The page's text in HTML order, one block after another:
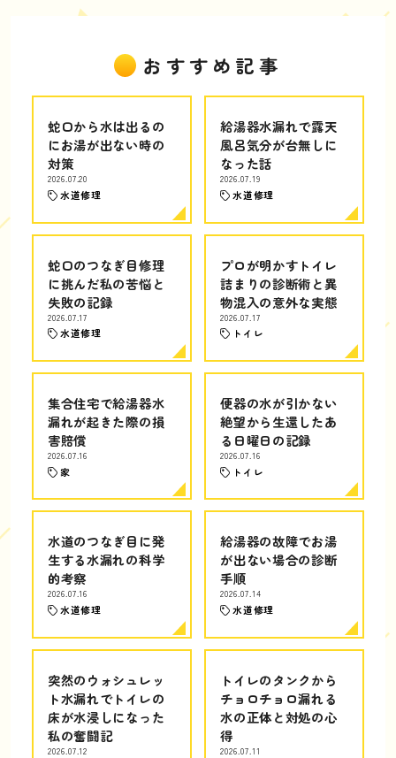
おすすめ記事
蛇口から水は出るの
にお湯が出ない時の
対策
2026.07.20
水道修理
給湯器水漏れで露天
風呂気分が台無しに
なった話
2026.07.19
水道修理
蛇口のつなぎ目修理
に挑んだ私の苦悩と
失敗の記録
2026.07.17
水道修理
プロが明かすトイレ
詰まりの診断術と異
物混入の意外な実態
2026.07.17
トイレ
集合住宅で給湯器水
漏れが起きた際の損
害賠償
2026.07.16
家
便器の水が引かない
絶望から生還したあ
る日曜日の記録
2026.07.16
トイレ
水道のつなぎ目に発
生する水漏れの科学
的考察
2026.07.16
水道修理
給湯器の故障でお湯
が出ない場合の診断
手順
2026.07.14
水道修理
突然のウォシュレッ
ト水漏れでトイレの
床が水浸しになった
私の奮闘記
2026.07.12
トイレのタンクから
チョロチョロ漏れる
水の正体と対処の心
得
2026.07.11